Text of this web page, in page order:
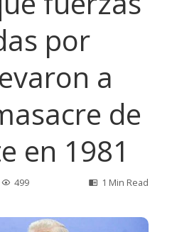
por
a
de
en 1981
499 1 Min Read